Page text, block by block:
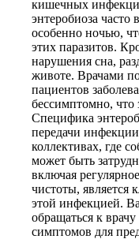
кишечных
энтеробиоза часто
особенно ночью,
этих паразитов.
нарушения сна,
животе. Врачами
пациентов
бессимптомно, что
Специфика
передачи
коллективах, где
может быть
включая
чистоты, является
этой инфекцией.
обращаться к
симптомов для